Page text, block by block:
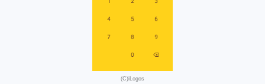
(C)iLogos